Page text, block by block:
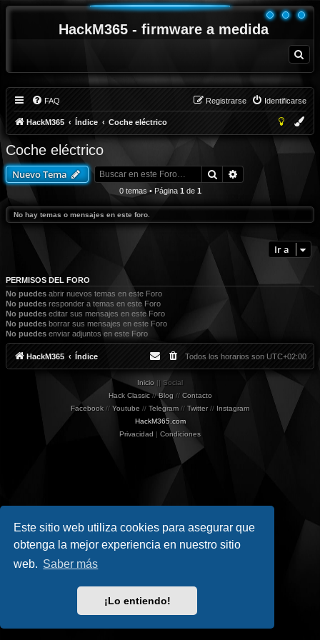
Este sitio web utiliza cookies para asegurar que
obtenga la mejor experiencia en nuestro sitio
web. Saber más
¡Lo entiendo!
HackM365 - firmware a medida
u
FAQ Identificarse
Registrarse
HackM365 Índice Coche eléctrico
Coche eléctrico
Nuevo Tema Buscar
0 temas • Página 1 de 1
No hay temas o mensajes en este foro.
Ir a
PERMISOS DEL FORO
No puedes abrir nuevos temas en este Foro
No puedes responder a temas en este Foro
No puedes editar sus mensajes en este Foro
No puedes borrar sus mensajes en este Foro
No puedes enviar adjuntos en este Foro
HackM365 Índice Todos los horarios son UTC+02:00
Inicio || Social
Hack Classic//Blog // Contacto
Facebook // Youtube // Telegram // Twitter// Instagram
HackM365.com
Privacidad | Condiciones